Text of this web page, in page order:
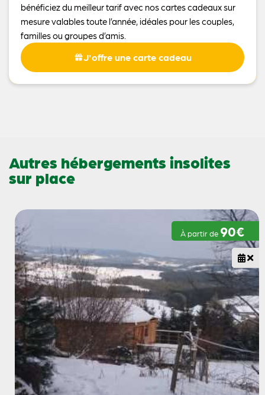
bénéficiez du meilleur tarif avec nos cartes cadeaux sur
mesure valables toute l’année, idéales pour les couples,
familles ou groupes d’amis.
J'offre une carte cadeau
Autres hébergements insolites
sur place
À partir de 90€